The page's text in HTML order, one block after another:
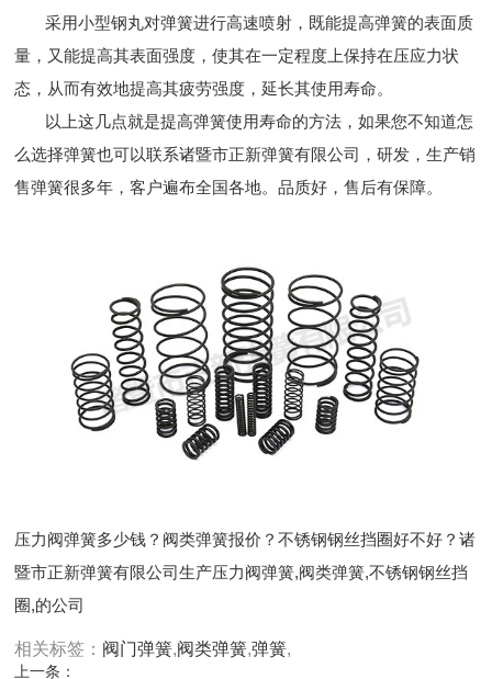
采用小型钢丸对弹簧进行高速喷射，既能提高弹簧的表面质
量，又能提高其表面强度，使其在一定程度上保持在压应力状
态，从而有效地提高其疲劳强度，延长其使用寿命。
以上这几点就是提高弹簧使用寿命的方法，如果您不知道怎
么选择弹簧也可以联系诸暨市正新弹簧有限公司，研发，生产销
售弹簧很多年，客户遍布全国各地。品质好，售后有保障。
压力阀弹簧多少钱？阀类弹簧报价？不锈钢钢丝挡圈好不好？诸
暨市正新弹簧有限公司生产压力阀弹簧,阀类弹簧,不锈钢钢丝挡
圈,的公司
相关标签： 阀门弹簧,阀类弹簧,弹簧,
上一条：